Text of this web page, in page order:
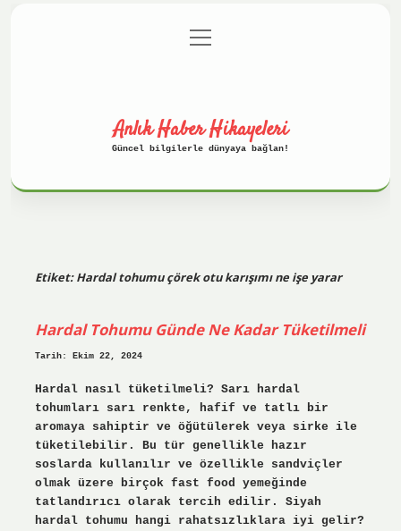
Gizlilik Politikası
menüyü
aç
Anlık Haber Hikayeleri
Güncel bilgilerle dünyaya bağlan!
Etiket:Hardal tohumu çörek otu karışımı ne işe yarar
Hardal Tohumu Günde Ne Kadar Tüketilmeli
Tarih: Ekim 22, 2024
Hardal nasıl tüketilmeli? Sarı hardal
tohumları sarı renkte, hafif ve tatlı bir
aromaya sahiptir ve öğütülerek veya sirke ile
tüketilebilir. Bu tür genellikle hazır
soslarda kullanılır ve özellikle sandviçler
olmak üzere birçok fast food yemeğinde
tatlandırıcı olarak tercih edilir. Siyah
hardal tohumu hangi rahatsızlıklara iyi gelir?